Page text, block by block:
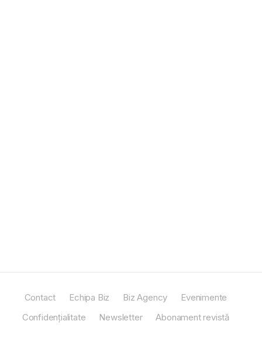
Contact Echipa Biz Biz Agency
Evenimente
Confidențialitate
Newsletter Abonament revistă